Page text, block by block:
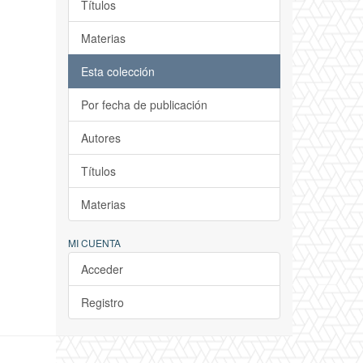
Títulos
Materias
Esta colección
Por fecha de publicación
Autores
Títulos
Materias
MI CUENTA
Acceder
Registro